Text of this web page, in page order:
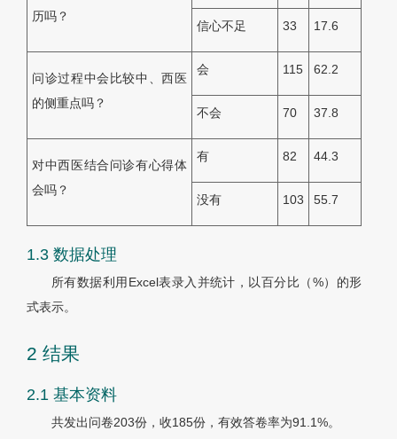
历吗？
信心不足 33 17.6
问诊过程中会比较中、西医
的侧重点吗？
会 115 62.2
不会 70 37.8
对中西医结合问诊有心得体
会吗？
有 82 44.3
没有 103 55.7
1.3 数据处理
所有数据利用Excel表录入并统计，以百分比（%）的形
式表示。
2 结果
2.1 基本资料
共发出问卷203份，收185份，有效答卷率为91.1%。